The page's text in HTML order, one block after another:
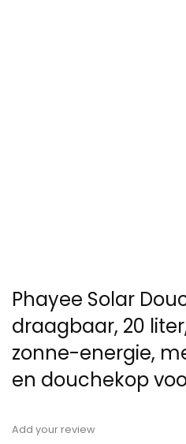
Phayee Solar
draagbaar, 20
zonne-energie,
en douchekop
Add your review